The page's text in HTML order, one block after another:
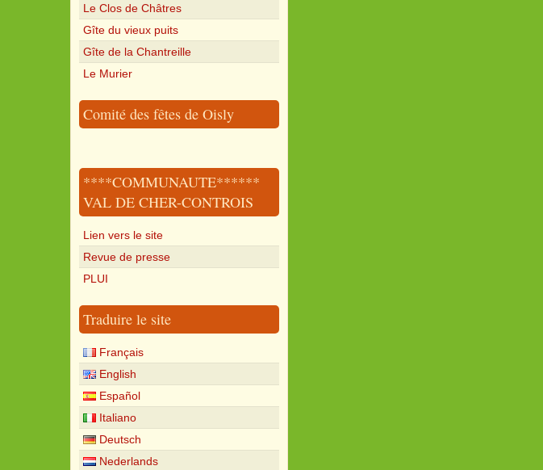
Le Clos de Châtres
Gîte du vieux puits
Gîte de la Chantreille
Le Murier
Comité des fêtes de Oisly
****COMMUNAUTE******
VAL DE CHER-CONTROIS
Lien vers le site
Revue de presse
PLUI
Traduire le site
Français
English
Español
Italiano
Deutsch
Nederlands